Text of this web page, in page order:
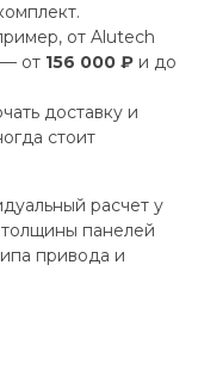
от Alutech
от 156 000 ₽ и до
доставку и
стоит
расчет у
панелей
привода и